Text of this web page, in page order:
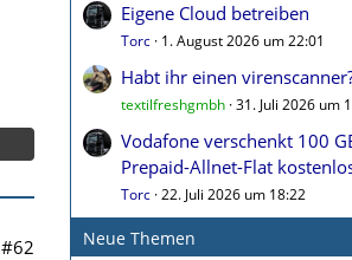
#62
Eigene Cloud betreiben
Torc 1. August 2026 um 22:01
Habt ihr einen
textilfreshgmbh 31. Juli 2026 um
Vodafone verschenkt 100
Prepaid-Allnet-Flat
Torc 22. Juli 2026 um 18:22
Neue Themen